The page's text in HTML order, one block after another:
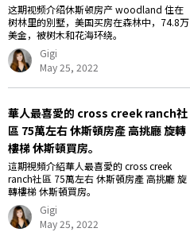
这期视频介绍休斯顿房产 woodland 住在
树林里的別墅，美国买房在森林中，74.8万
美金，被树木和花海环绕。
Gigi
May 25, 2022
華人最喜愛的 cross creek ranch社
區 75萬左右 休斯頓房產 高挑廳 旋轉
樓梯 休斯頓買房。
這期視頻介紹華人最喜愛的 cross creek
ranch社區 75萬左右 休斯頓房產 高挑廳 旋
轉樓梯 休斯頓買房。
Gigi
May 25, 2022